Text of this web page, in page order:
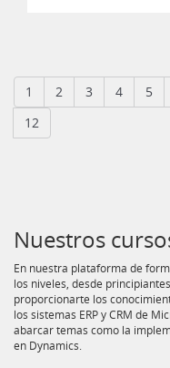
1 2 3 4 5
12
Nuestros
En nuestra plataforma de
los niveles, desde
proporcionarte los
los sistemas ERP y CRM de
abarcar temas como la
en Dynamics.